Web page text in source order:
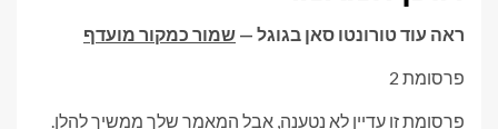
ראה עוד טורונטו סאן בגוגל — שמור כמקור מועדף
פרסומת 2
פרסומת זו עדיין לא נטענה, אבל המאמר שלך ממשיך להלן.